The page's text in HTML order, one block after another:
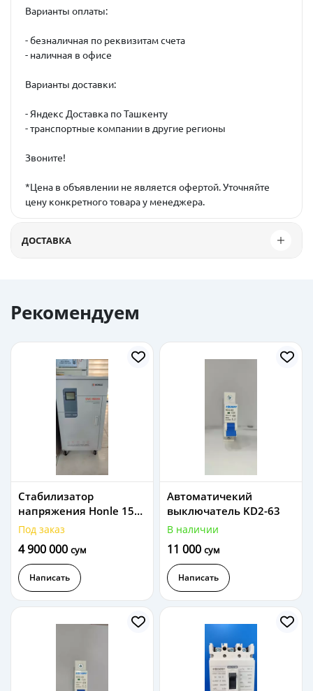
Варианты оплаты:
- безналичная по реквизитам счета
- наличная в офисе
Варианты доставки:
- Яндекс Доставка по Ташкенту
- транспортные компании в другие регионы
Звоните!
*Цена в объявлении не является офертой. Уточняйте
цену конкретного товара у менеджера.
ДОСТАВКА
Рекомендуем
Стабилизатор
напряжения Honle 15
кВА
Под заказ
4 900 000 сум
Написать
Автоматичекий
выключатель KD2-63
В наличии
11 000 сум
Написать